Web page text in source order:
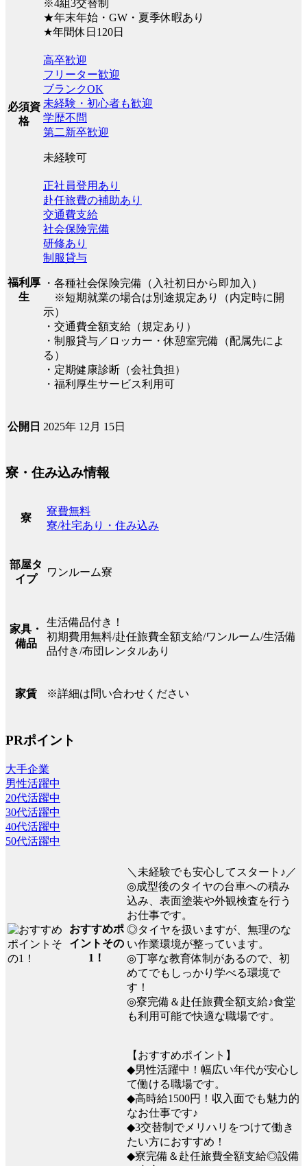
※4組3交替制
★年末年始・GW・夏季休暇あり
★年間休日120日
必須資
格
高卒歓迎
フリーター歓迎
ブランクOK
未経験・初心者も歓迎
学歴不問
第二新卒歓迎
未経験可
福利厚
生
正社員登用あり
赴任旅費の補助あり
交通費支給
社会保険完備
研修あり
制服貸与
・各種社会保険完備（入社初日から即加入）
※短期就業の場合は別途規定あり（内定時に開
示）
・交通費全額支給（規定あり）
・制服貸与／ロッカー・休憩室完備（配属先によ
る）
・定期健康診断（会社負担）
・福利厚生サービス利用可
公開日 2025年 12月 15日
寮・住み込み情報
寮
寮費無料
寮/社宅あり・住み込み
部屋タ
イプ
ワンルーム寮
家具・
備品
生活備品付き！
初期費用無料/赴任旅費全額支給/ワンルーム/生活備
品付き/布団レンタルあり
家賃 ※詳細は問い合わせください
PRポイント
大手企業
男性活躍中
20代活躍中
30代活躍中
40代活躍中
50代活躍中
おすすめポ
イントその
1！
＼未経験でも安心してスタート♪／
◎成型後のタイヤの台車への積み
込み、表面塗装や外観検査を行う
お仕事です。
◎タイヤを扱いますが、無理のな
い作業環境が整っています。
◎丁寧な教育体制があるので、初
めてでもしっかり学べる環境で
す！
◎寮完備＆赴任旅費全額支給♪食堂
も利用可能で快適な職場です。
【おすすめポイント】
◆男性活躍中！幅広い年代が安心し
て働ける職場です。
◆高時給1500円！収入面でも魅力的
なお仕事です♪
◆3交替制でメリハリをつけて働き
たい方におすすめ！
◆寮完備＆赴任旅費全額支給◎設備